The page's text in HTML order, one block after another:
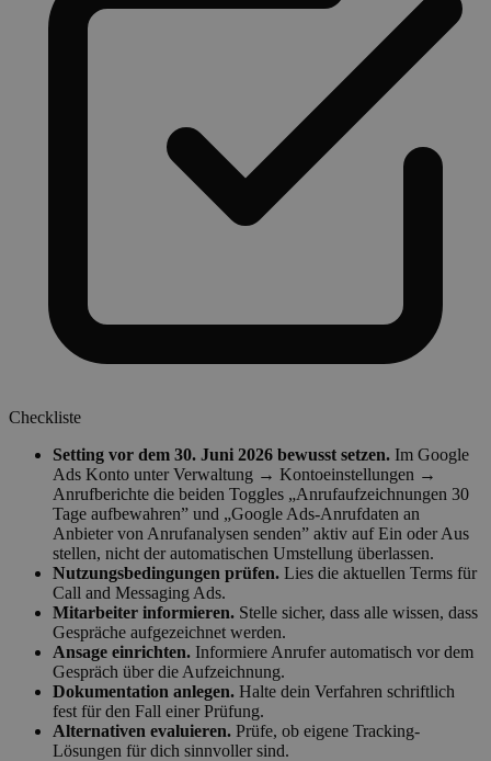
Checkliste
Setting vor dem 30. Juni 2026 bewusst setzen. Im Google
Ads Konto unter Verwaltung → Kontoeinstellungen →
Anrufberichte die beiden Toggles „Anrufaufzeichnungen 30
Tage aufbewahren” und „Google Ads-Anrufdaten an
Anbieter von Anrufanalysen senden” aktiv auf Ein oder Aus
stellen, nicht der automatischen Umstellung überlassen.
Nutzungsbedingungen prüfen. Lies die aktuellen Terms für
Call and Messaging Ads.
Mitarbeiter informieren. Stelle sicher, dass alle wissen, dass
Gespräche aufgezeichnet werden.
Ansage einrichten. Informiere Anrufer automatisch vor dem
Gespräch über die Aufzeichnung.
Dokumentation anlegen. Halte dein Verfahren schriftlich
fest für den Fall einer Prüfung.
Alternativen evaluieren. Prüfe, ob eigene Tracking-
Lösungen für dich sinnvoller sind.